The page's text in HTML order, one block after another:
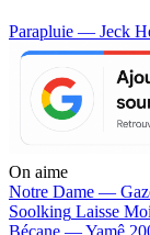
Parapluie — Jeck
On aime
Notre Dame —
Soolking Laisse
Bécane —Yamê